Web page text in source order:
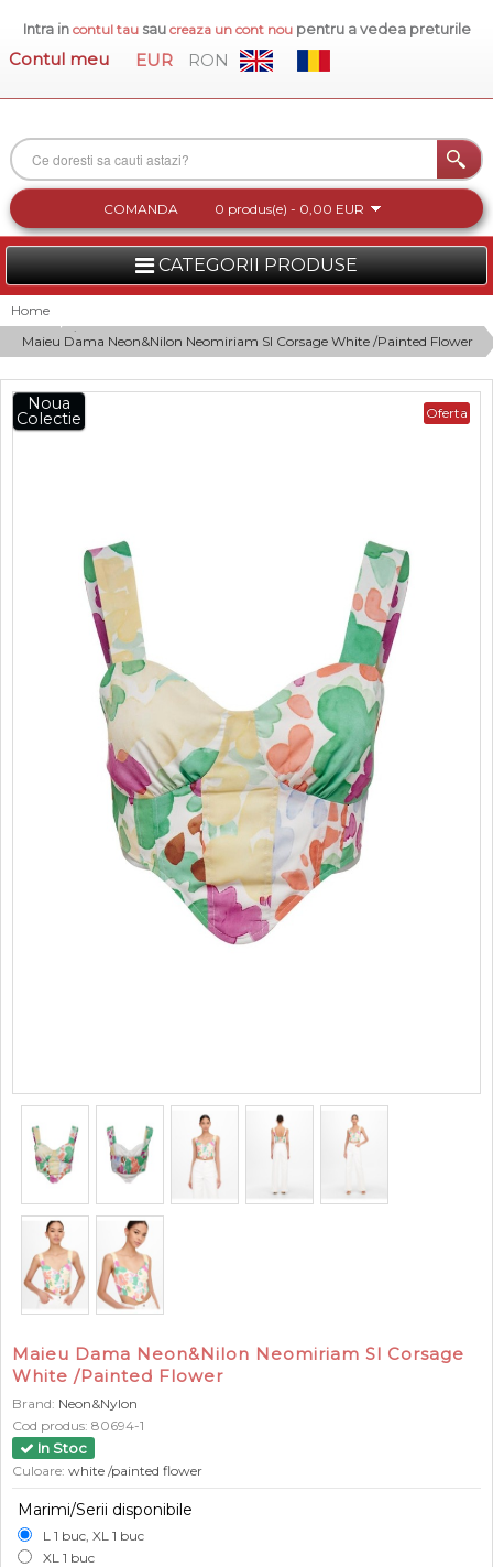
Intra in contul tausau creaza un cont nou pentru a vedea preturile
Contul meu EUR RON
COMANDA 0 produs(e) - 0,00 EUR
CATEGORII PRODUSE
FEMEI
BARBATI
INCALTAMINTE DAMA
INFORMATII
Home
Maieu Dama Neon&Nilon Neomiriam Sl Corsage White /Painted Flower
Oferta
Noua
Colectie
Maieu Dama Neon&Nilon Neomiriam Sl Corsage
White /Painted Flower
Brand: Neon&Nylon
Cod produs: 80694-1
In Stoc
Culoare: white /painted flower
Marimi/Serii disponibile
L 1 buc, XL 1 buc
XL 1 buc